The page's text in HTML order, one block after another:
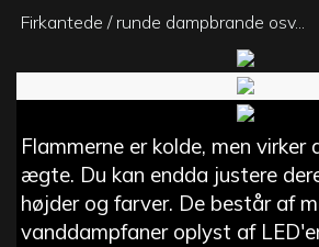
Firkantede / runde dampbrande osv...
Flammerne er kolde, men virker
ægte. Du kan endda justere
højder og farver. De består af
vanddampfaner oplyst af